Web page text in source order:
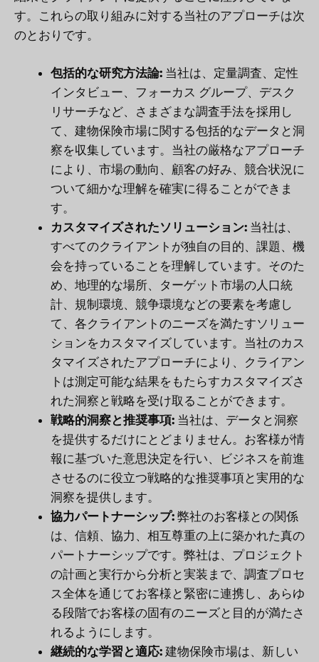
す。これらの取り組みに対する当社のアプローチは次
のとおりです。
包括的な研究方法論: 当社は、定量調査、定性
インタビュー、フォーカス グループ、デスク
リサーチなど、さまざまな調査手法を採用し
て、建物保険市場に関する包括的なデータと洞
察を収集しています。当社の厳格なアプローチ
により、市場の動向、顧客の好み、競合状況に
ついて細かな理解を確実に得ることができま
す。
カスタマイズされたソリューション: 当社は、
すべてのクライアントが独自の目的、課題、機
会を持っていることを理解しています。そのた
め、地理的な場所、ターゲット市場の人口統
計、規制環境、競争環境などの要素を考慮し
て、各クライアントのニーズを満たすソリュー
ションをカスタマイズしています。当社のカス
タマイズされたアプローチにより、クライアン
トは測定可能な結果をもたらすカスタマイズさ
れた洞察と戦略を受け取ることができます。
戦略的洞察と推奨事項: 当社は、データと洞察
を提供するだけにとどまりません。お客様が情
報に基づいた意思決定を行い、ビジネスを前進
させるのに役立つ戦略的な推奨事項と実用的な
洞察を提供します。
協力パートナーシップ: 弊社のお客様との関係
は、信頼、協力、相互尊重の上に築かれた真の
パートナーシップです。弊社は、プロジェクト
の計画と実行から分析と実装まで、調査プロセ
ス全体を通じてお客様と緊密に連携し、あらゆ
る段階でお客様の固有のニーズと目的が満たさ
れるようにします。
継続的な学習と適応: 建物保険市場は、新しい